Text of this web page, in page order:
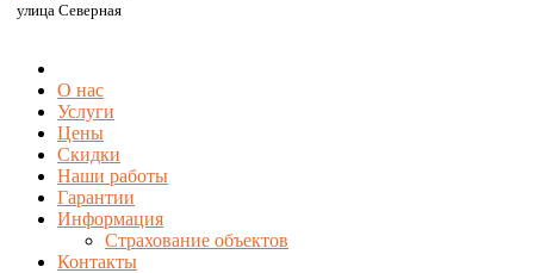
улица Северная
О нас
Услуги
Цены
Скидки
Наши работы
Гарантии
Информация
Страхование объектов
Контакты